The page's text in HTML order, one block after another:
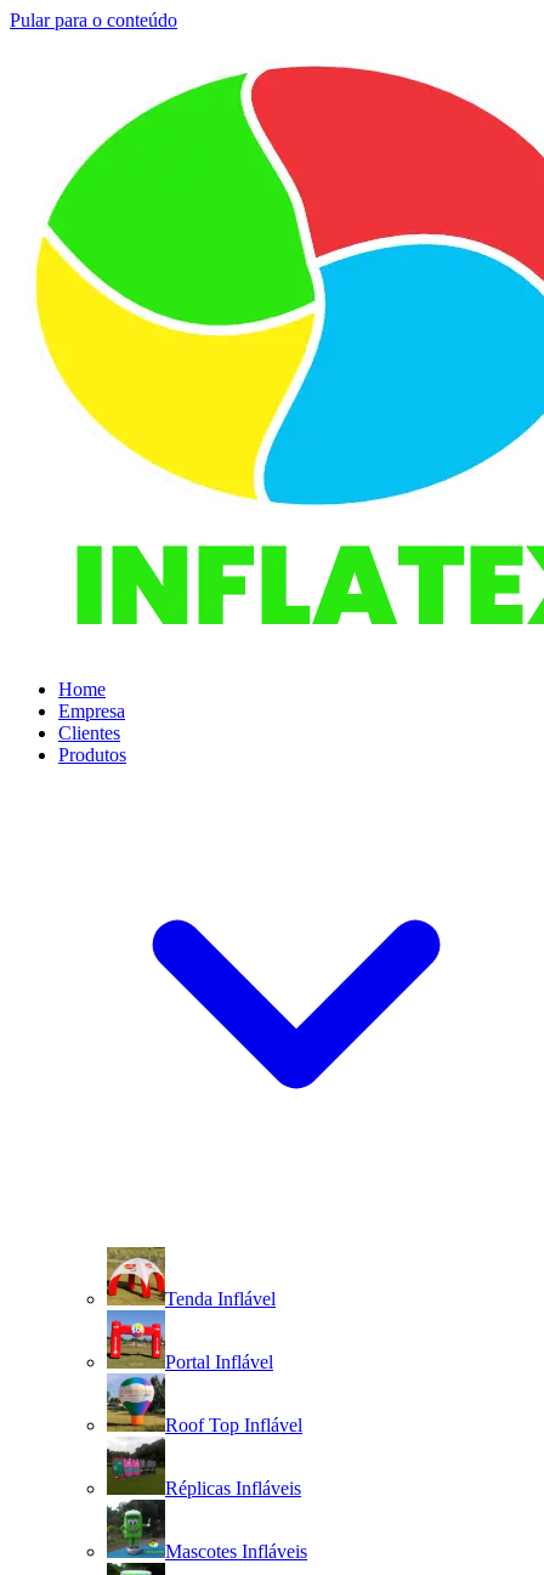
Pular para o conteúdo
Home
Empresa
Clientes
Produtos
Tenda Inflável
Portal Inflável
Roof Top Inflável
Réplicas Infláveis
Mascotes Infláveis